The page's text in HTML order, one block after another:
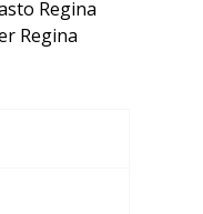
Regina
Regina